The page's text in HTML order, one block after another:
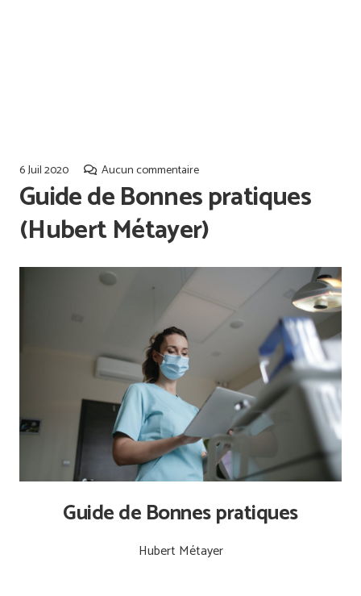
6 Juil 2020 Aucun commentaire
Guide de Bonnes pratiques
(Hubert Métayer)
Guide de Bonnes pratiques
Hubert Métayer